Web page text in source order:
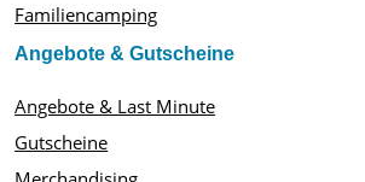
Familiencamping
Angebote & Gutscheine
Angebote & Last Minute
Gutscheine